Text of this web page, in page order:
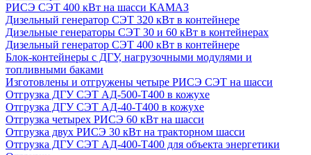
РИСЭ СЭТ 400 кВт на шасси КАМАЗ
Дизельный генератор СЭТ 320 кВт в контейнере
Дизельные генераторы СЭТ 30 и 60 кВт в контейнерах
Дизельный генератор СЭТ 400 кВт в контейнере
Блок-контейнеры с ДГУ, нагрузочными модулями и
топливными баками
Изготовлены и отгружены четыре РИСЭ СЭТ на шасси
Отгрузка ДГУ СЭТ АД-500-Т400 в кожухе
Отгрузка ДГУ СЭТ АД-40-Т400 в кожухе
Отгрузка четырех РИСЭ 60 кВт на шасси
Отгрузка двух РИСЭ 30 кВт на тракторном шасси
Отгрузка ДГУ СЭТ АД-400-Т400 для объекта энергетики